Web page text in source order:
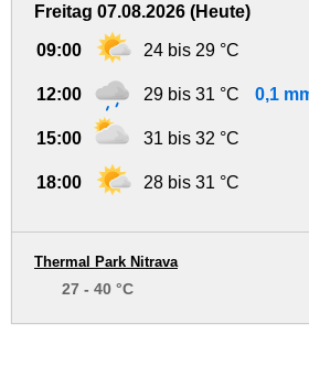
Freitag 07.08.2026 (Heute)
09:00 24 bis 29 °C
12:00 29 bis 31 °C 0,1
15:00 31 bis 32 °C
18:00 28 bis 31 °C
Thermal Park Nitrava
27 - 40 °C